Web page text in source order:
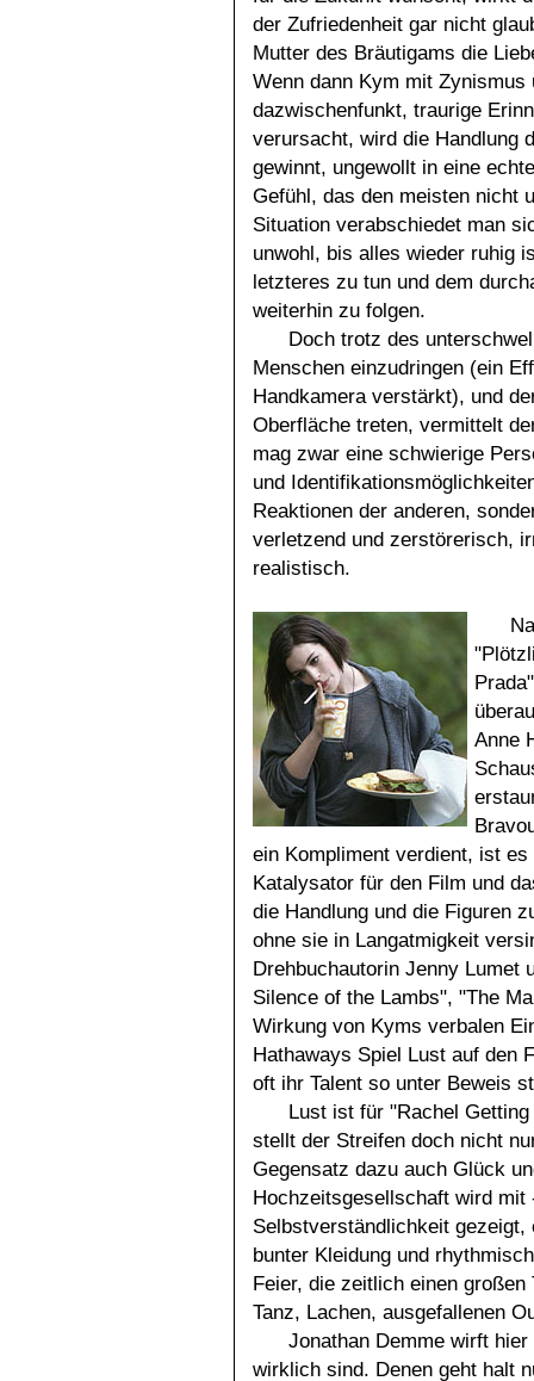
der Zufriedenheit gar nicht
Mutter des Bräutigams die
Wenn dann Kym mit
dazwischenfunkt, traurige
verursacht, wird die Handlung
gewinnt, ungewollt in eine
Gefühl, das den meisten nicht
Situation verabschiedet man
unwohl, bis alles wieder ruhig
letzteres zu tun und dem
weiterhin zu folgen.
Doch trotz des
Menschen einzudringen (ein
Handkamera verstärkt), und
Oberfläche treten, vermittelt
mag zwar eine schwierige
und
Reaktionen der anderen,
verletzend und zerstörerisch,
realistisch.
Anne
ein Kompliment verdient, ist
Katalysator für den Film und
die Handlung und die Figuren
ohne sie in Langatmigkeit
Drehbuchautorin Jenny Lumet
Silence of the Lambs", "The
Wirkung von Kyms verbalen
Hathaways Spiel Lust auf den
oft ihr Talent so unter Beweis
Lust ist für "Rachel
stellt der Streifen doch nicht
Gegensatz dazu auch Glück
Hochzeitsgesellschaft wird
Selbstverständlichkeit gezeigt,
bunter Kleidung und
Feier, die zeitlich einen
Tanz, Lachen, ausgefallenen
Jonathan Demme wirft
wirklich sind. Denen geht halt